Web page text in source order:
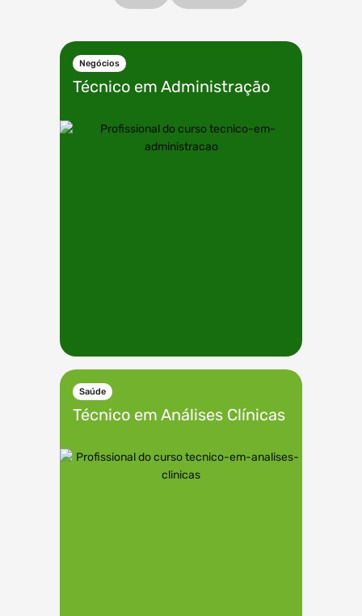
Negócios
Técnico em Administração
Saúde
Técnico em Análises Clínicas